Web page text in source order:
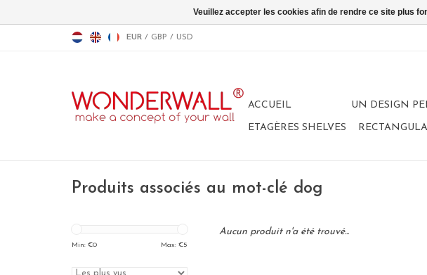
EUR / GBP / USD
ACCUEIL UN DESIGN
ETAGÈRES SHELVES
Produits associés au mot-clé dog
Min: €0 Max: €5
Aucun produit n'a été trouvé...
Veuillez accepter les cookies afin de rendre ce site plus